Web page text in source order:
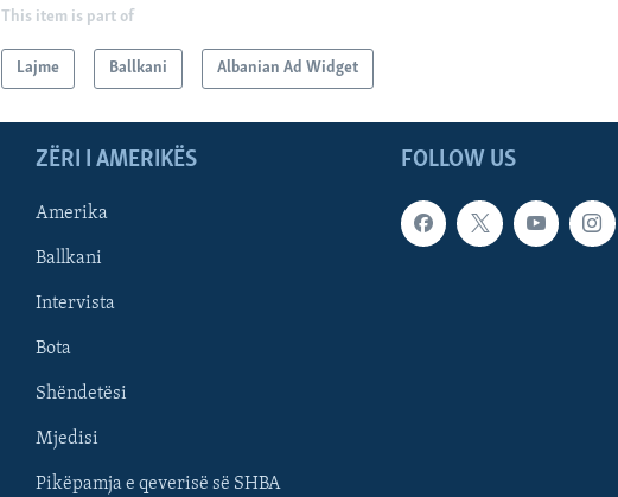
This item is part of
Lajme Ballkani Albanian Ad Widget
FOLLOW US
ZËRI I AMERIKËS
Amerika
Ballkani
Intervista
Bota
Shëndetësi
Mjedisi
Pikëpamja e qeverisë së SHBA